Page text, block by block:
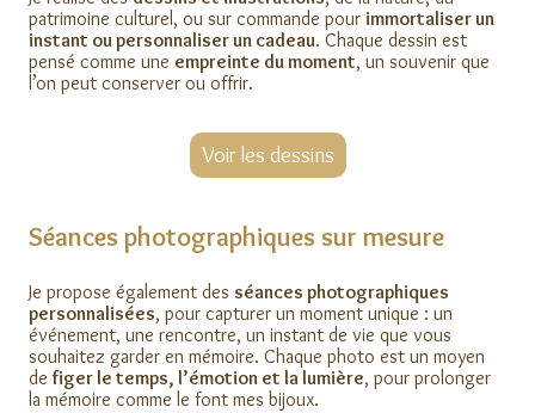
patrimoine culturel, ou sur commande pour immortaliser un
instant ou personnaliser un cadeau. Chaque dessin est
pensé comme une empreinte du moment, un souvenir que
l’on peut conserver ou offrir.
Voir les dessins
Séances photographiques sur mesure
Je propose également des séances photographiques
personnalisées, pour capturer un moment unique : un
événement, une rencontre, un instant de vie que vous
souhaitez garder en mémoire. Chaque photo est un moyen
defiger le temps, l’émotion et la lumière, pour prolonger
la mémoire comme le font mes bijoux.